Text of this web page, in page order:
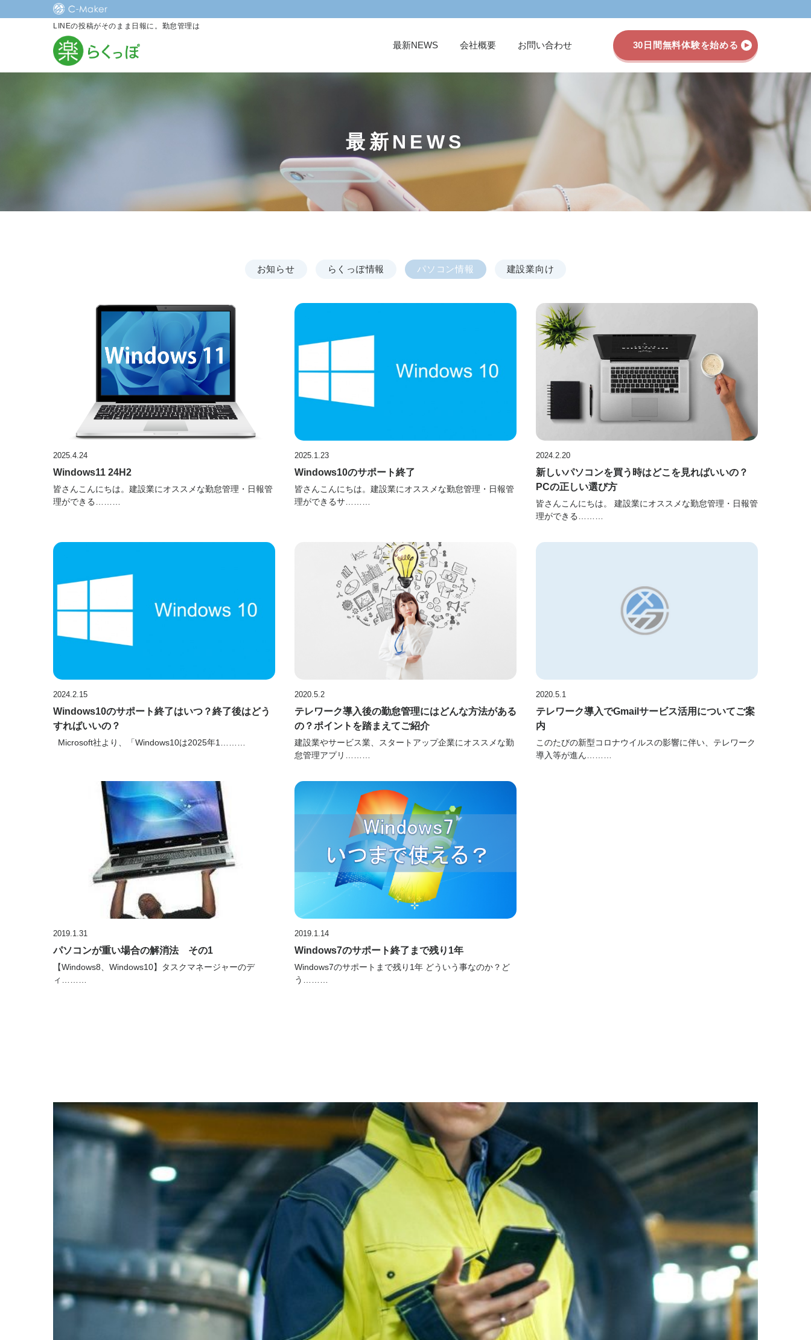
LINEの投稿がそのまま日報に。勤怠管理は
最新NEWS 会社概要 お問い合わせ 30日間無料体験を始める
最新NEWS
お知らせ らくっぽ情報 パソコン情報 建設業向け
2025.4.24
Windows11 24H2
皆さんこんにちは。建設業にオススメな勤怠管理・日報管
理ができる………
2025.1.23
Windows10のサポート終了
皆さんこんにちは。建設業にオススメな勤怠管理・日報管
理ができるサ………
2024.2.20
新しいパソコンを買う時はどこを見ればいいの？
PCの正しい選び方
皆さんこんにちは。 建設業にオススメな勤怠管理・日報管
理ができる………
2024.2.15
Windows10のサポート終了はいつ？終了後はどう
すればいいの？
Microsoft社より、「Windows10は2025年1………
2020.5.2
テレワーク導入後の勤怠管理にはどんな方法がある
の？ポイントを踏まえてご紹介
建設業やサービス業、スタートアップ企業にオススメな勤
怠管理アプリ………
2020.5.1
テレワーク導入でGmailサービス活用についてご案
内
このたびの新型コロナウイルスの影響に伴い、テレワーク
導入等が進ん………
2019.1.31
パソコンが重い場合の解消法 その1
【Windows8、Windows10】タスクマネージャーのデ
ィ………
2019.1.14
Windows7のサポート終了まで残り1年
Windows7のサポートまで残り1年 どういう事なのか？ど
う………